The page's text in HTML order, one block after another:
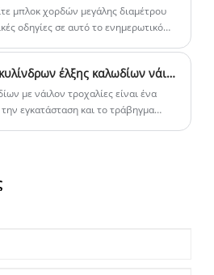
μπλοκ χορδών μεγάλης διαμέτρου
οδηγίες σε αυτό το ενημερωτικό
Ποιοι είναι οι τύποι κυλίνδρων έλξης καλωδίων νάιλον τροχαλιών που διατίθενται στην αγορά;
με νάιλον τροχαλίες είναι ένα
εγκατάσταση και το τράβηγμα